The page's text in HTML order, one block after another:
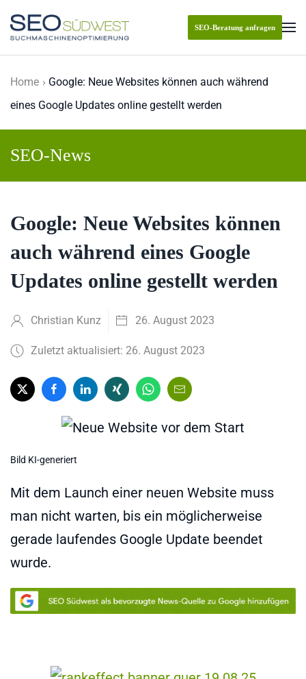
Skip to main content
SEO-Beratung anfragen
Home
Google: Neue Websites können auch während
eines Google Updates online gestellt werden
SEO-News
Google: Neue Websites können
auch während eines Google
Updates online gestellt werden
Christian Kunz 26. August 2023
Zuletzt aktualisiert: 26. August 2023
Bild KI-generiert
Mit dem Launch einer neuen Website muss
man nicht warten, bis ein möglicherweise
gerade laufendes Google Update beendet
wurde.